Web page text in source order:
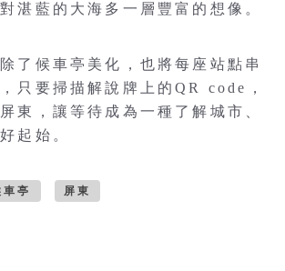
湛藍的大海多一層豐富的想像。
了候車亭美化，也將每座站點串
只要掃描解說牌上的QR code，
東，讓等待成為一種了解城市、
起始。
亭 屏東